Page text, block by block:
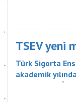
liralık
Tahkim
TSEV yeni
Türk Sigorta
akademik
Programı ve